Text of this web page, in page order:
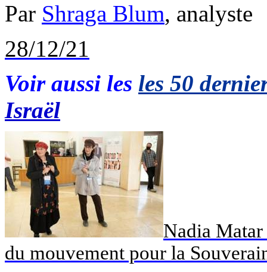
Par Shraga Blum, analyste
28/12/21
Voir aussi les les 50
Israël
Nadia Matar
du mouvement pour la